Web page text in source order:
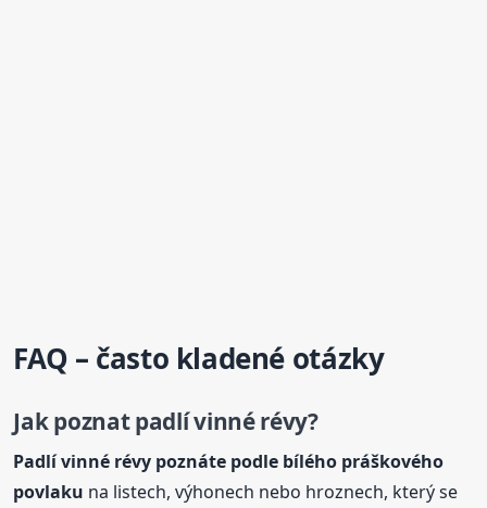
FAQ – často kladené otázky
Jak poznat padlí vinnérévy?
Padlí vinné révy poznáte podle bílého práškového
povlaku na listech, výhonech nebo hroznech, který se